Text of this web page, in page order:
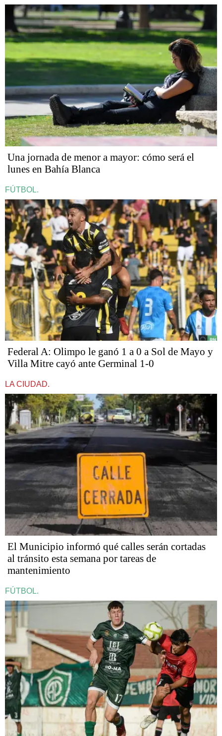
Una jornada de menor a mayor: cómo será el
lunes en Bahía Blanca
FÚTBOL.
Federal A: Olimpo le ganó 1 a 0 a Sol de Mayo y
Villa Mitre cayó ante Germinal 1-0
LA CIUDAD.
El Municipio informó qué calles serán cortadas
al tránsito esta semana por tareas de
mantenimiento
FÚTBOL.